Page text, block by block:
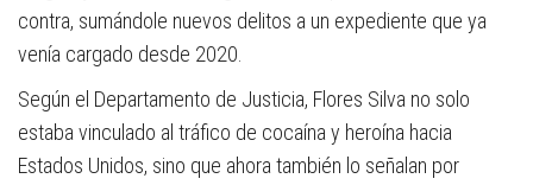
contra, sumándole nuevos delitos a un expediente que ya
venía cargado desde 2020.
Según el Departamento de Justicia, Flores Silva no solo
estaba vinculado al tráfico de cocaína y heroína hacia
Estados Unidos, sino que ahora también lo señalan por